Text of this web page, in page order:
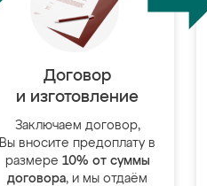
Договор
и изготовление
Заключаем договор,
Вы вносите предоплату в
размере 10% от суммы
договора, и мы отдаём